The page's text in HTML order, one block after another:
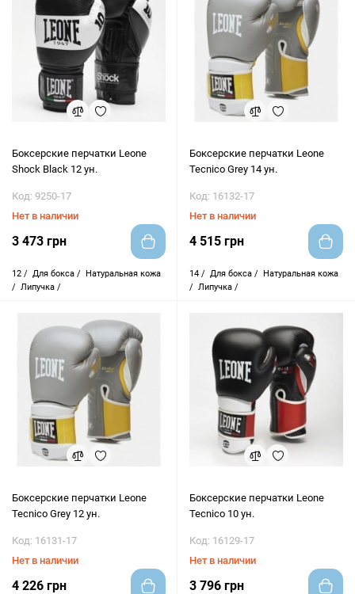
Боксерские перчатки Leone
Shock Black 12 ун.
Код: 9250-17
Нет в наличии
3 473 грн
12 / Для бокса / Натуральная кожа
/ Липучка /
Боксерские перчатки Leone
Tecnico Grey 14 ун.
Код: 16132-17
Нет в наличии
4 515 грн
14 / Для бокса / Натуральная кожа
/ Липучка /
Боксерские перчатки Leone
Tecnico Grey 12 ун.
Код: 16131-17
Нет в наличии
4 226 грн
Боксерские перчатки Leone
Tecnico 10 ун.
Код: 16129-17
Нет в наличии
3 796 грн